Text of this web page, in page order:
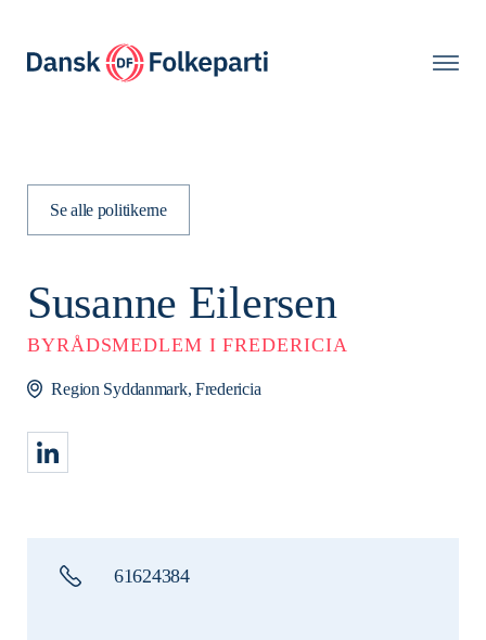
Se alle politikerne
Susanne Eilersen
BYRÅDSMEDLEM I FREDERICIA
Region Syddanmark, Fredericia
61624384